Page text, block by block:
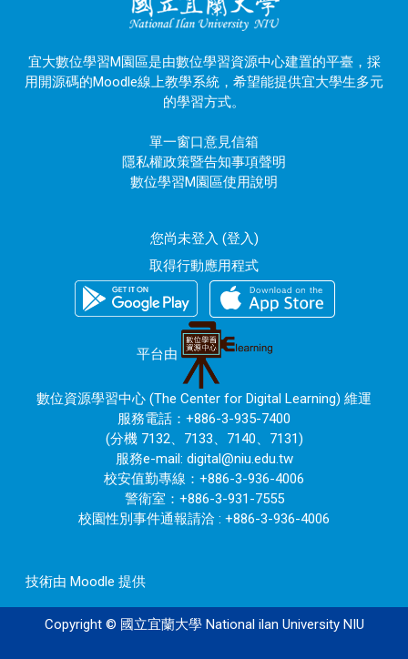
宜大數位學習M園區是由數位學習資源中心建置的平臺，採
用開源碼的Moodle線上教學系統，希望能提供宜大學生多元
的學習方式。
單一窗口意見信箱
隱私權政策暨告知事項聲明
數位學習M園區使用說明
您尚未登入 (登入)
取得行動應用程式
平台由
數位資源學習中心 (The Center for Digital Learning) 維運
服務電話：+886-3-935-7400
(分機 7132、7133、7140、7131)
服務e-mail: digital@niu.edu.tw
校安值勤專線：+886-3-936-4006
警衛室：+886-3-931-7555
校園性別事件通報請洽 : +886-3-936-4006
技術由 Moodle 提供
Copyright © 國立宜蘭大學 National ilan University NIU